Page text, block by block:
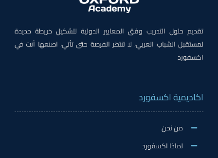
تقديم حلول التدريب وفق المعايير الدولية لتشكيل خريطة جديدة
لمستقبل الشباب العربي، لا تنتظر الفرصة حتى تأتي، اصنعها أنت في
اكسفورد
اكاديمية اكسفورد
من نحن
لماذا اكسفورد